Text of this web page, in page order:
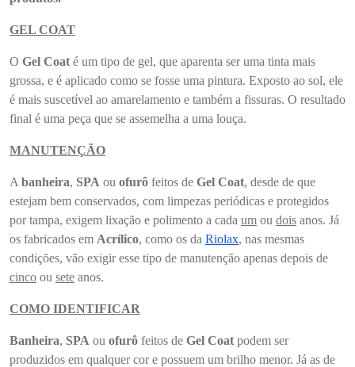
GEL COAT
O Gel Coat é um tipo de gel, que aparenta ser uma tinta mais
grossa, e é aplicado como se fosse uma pintura. Exposto ao sol, ele
é mais suscetível ao amarelamento e também a fissuras. O resultado
final é uma peça que se assemelha a uma louça.
MANUTENÇÃO
A banheira, SPA ou ofurô feitos de Gel Coat, desde de que
estejam bem conservados, com limpezas periódicas e protegidos
por tampa, exigem lixação e polimento a cada um ou dois anos. Já
os fabricados em Acrílico, como os da Riolax, nas mesmas
condições, vão exigir esse tipo de manutenção apenas depois de
cinco ou sete anos.
COMO IDENTIFICAR
Banheira, SPA ou ofurô feitos de Gel Coat podem ser
produzidos em qualquer cor e possuem um brilho menor. Já as de